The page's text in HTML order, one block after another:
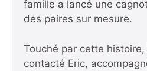
famille a lancé une
des paires sur mesure.
Touché par cette histoire,
contacté Eric,